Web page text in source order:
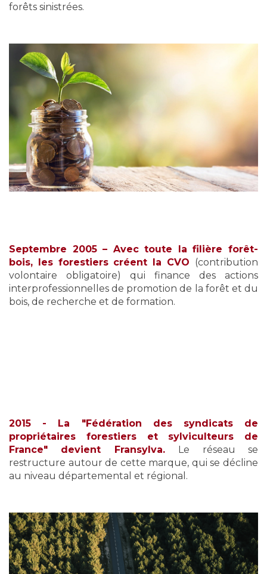
forêts sinistrées.
Septembre 2005 – Avec toute la filière forêt-
bois, les forestiers créent la CVO (contribution
volontaire obligatoire) qui finance des actions
interprofessionnelles de promotion de la forêt et du
bois, de recherche et de formation.
2015 - La "Fédération des syndicats de
propriétaires forestiers et sylviculteurs de
France" devient Fransylva. Le réseau se
restructure autour de cette marque, qui se décline
au niveau départemental et régional.